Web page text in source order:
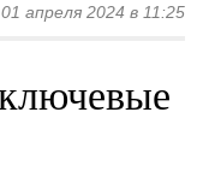
01 апреля 2024 в 11:25